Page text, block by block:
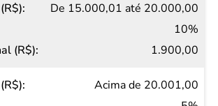
De 15.000,01 até 20.000,00
10%
1.900,00
Acima de 20.001,00